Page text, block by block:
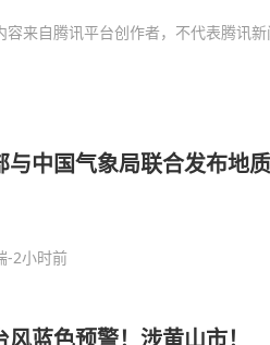
容来自腾讯平台创作者，不代表腾讯新
与中国气象局联合发布地
-2小时前
蓝色预警！涉黄山市！